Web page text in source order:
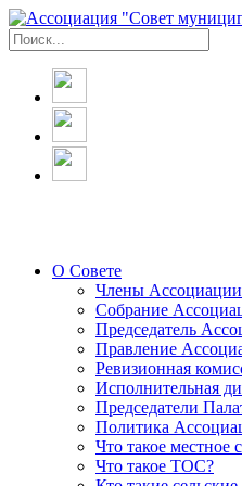
О Совете
Члены
Собрание
Председатель
Правление
Ревизионная
Исполнительная
Председатели
Политика
Что такое местное
Что такое ТОС?